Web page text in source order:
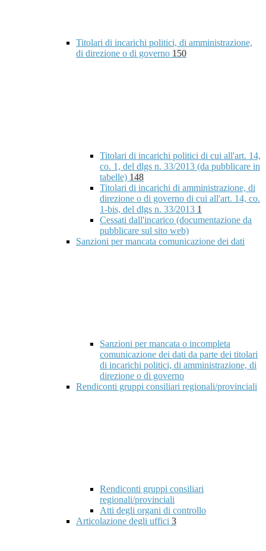
Titolari di incarichi politici, di amministrazione,
di direzione o di governo 150
Titolari di incarichi politici di cui all'art. 14,
co. 1, del dlgs n. 33/2013 (da pubblicare in
tabelle) 148
Titolari di incarichi di amministrazione, di
direzione o di governo di cui all'art. 14, co.
1-bis, del dlgs n. 33/2013 1
Cessati dall'incarico (documentazione da
pubblicare sul sito web)
Sanzioni per mancata comunicazione dei dati
Sanzioni per mancata o incompleta
comunicazione dei dati da parte dei titolari
di incarichi politici, di amministrazione, di
direzione o di governo
Rendiconti gruppi consiliari regionali/provinciali
Rendiconti gruppi consiliari
regionali/provinciali
Atti degli organi di controllo
Articolazione degli uffici 3